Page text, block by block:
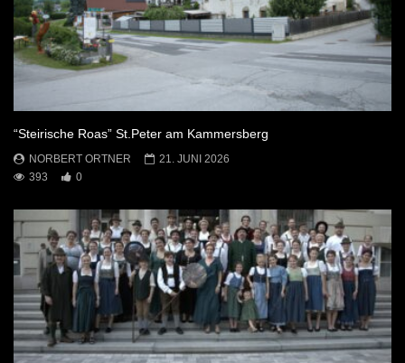
“Steirische Roas” St.Peter am Kammersberg
NORBERT ORTNER
21. JUNI 2026
393
0